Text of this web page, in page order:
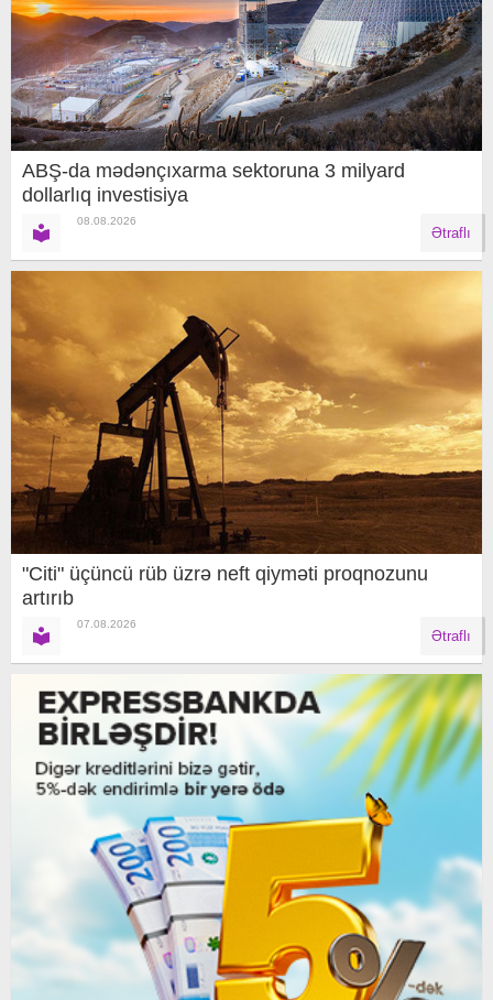
ABŞ-da mədənçıxarma sektoruna 3 milyard
dollarlıq investisiya
08.08.2026
Ətraflı
"Citi" üçüncü rüb üzrə neft qiyməti proqnozunu
artırıb
07.08.2026
Ətraflı